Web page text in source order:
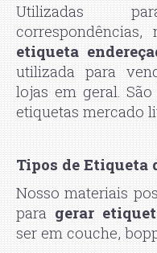
Utilizadas
etiqueta
utilizada para
lojas em geral.
etiquetas mercado
Tipos de Etiqueta
Nosso materiais
para gerar
ser em couche,